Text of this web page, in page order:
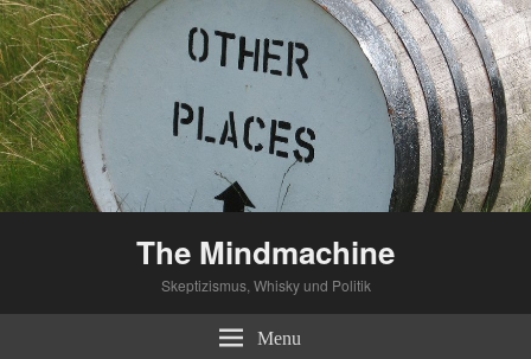
The Mindmachine
Skeptizismus, Whisky und Politik
Menu